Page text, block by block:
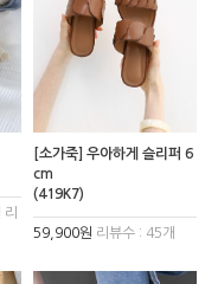
리
[소가죽] 우아하게 슬리퍼 6
cm
(419K7)
59,900원 리뷰수 : 45개